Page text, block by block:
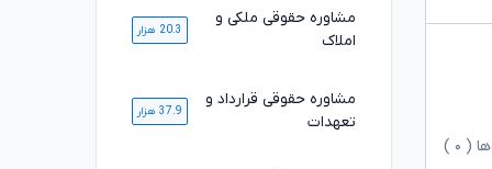
( ۰
مشاوره حقوقی ملکی و
املاک
20.3 هزار
مشاوره حقوقی قرارداد و
تعهدات
37.9 هزار